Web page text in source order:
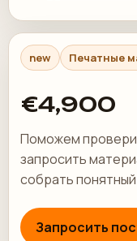
new Печатные
€4,900
Поможем
запросить
собрать
Запросить